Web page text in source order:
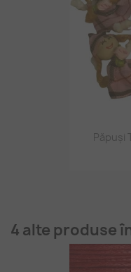
Păpuși
4 alte produse